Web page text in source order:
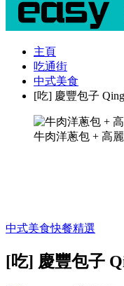
主頁
吃通街
中式美食
[吃] 慶豐包子
牛肉洋蔥包 + 高
中式美食快餐精選
[吃] 慶豐包子